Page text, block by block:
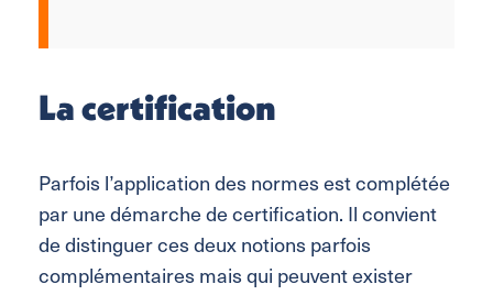
La certification
Parfois l’application des normes est complétée
par une démarche de certification. Il convient
de distinguer ces deux notions parfois
complémentaires mais qui peuvent exister